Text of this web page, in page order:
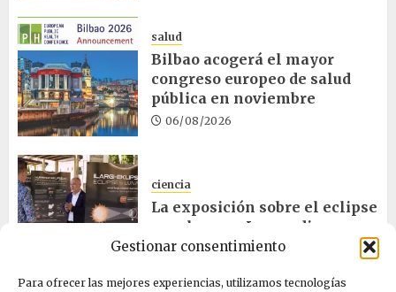
Gestionar consentimiento
Para ofrecer las mejores experiencias, utilizamos tecnologías
salud
Bilbao acogerá el mayor
congreso europeo de salud
pública en noviembre
06/08/2026
ciencia
La exposición sobre el eclipse
concluye en Laguardia
06/08/2026